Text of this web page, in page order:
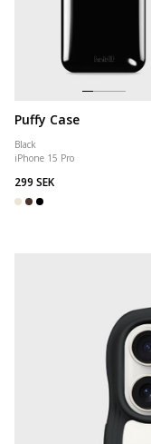
Puffy Case
Black
iPhone 15 Pro
299 SEK